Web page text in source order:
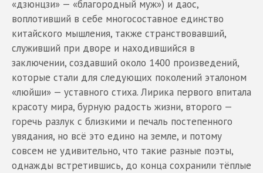
«дзюнцзи» — «благородный муж») и даос,
воплотивший в себе многосоставное единство
китайского мышления, также странствовавший,
служивший при дворе и находившийся в
заключении, создавший около 1400 произведений,
которые стали для следующих поколений эталоном
«люйши» — уставного стиха. Лирика первого впитала
красоту мира, бурную радость жизни, второго —
горечь разлук с близкими и печаль постепенного
увядания, но всё это едино на земле, и потому
совсем не удивительно, что такие разные поэты,
однажды встретившись, до конца сохранили тёплые